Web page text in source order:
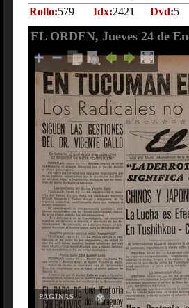
Rollo:579 Idx:2421 Dvd:5
EL ORDEN, Jueves 24 de
PAGINAS